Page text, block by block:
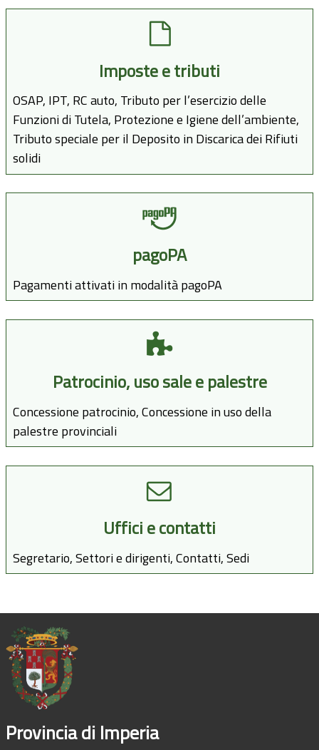
Imposte e tributi
OSAP, IPT, RC auto, Tributo per l’esercizio delle
Funzioni di Tutela, Protezione e Igiene dell’ambiente,
Tributo speciale per il Deposito in Discarica dei Rifiuti
solidi
pagoPA
Pagamenti attivati in modalità pagoPA
Patrocinio, uso sale e palestre
Concessione patrocinio, Concessione in uso della
palestre provinciali
Uffici e contatti
Segretario, Settori e dirigenti, Contatti, Sedi
Provincia di Imperia